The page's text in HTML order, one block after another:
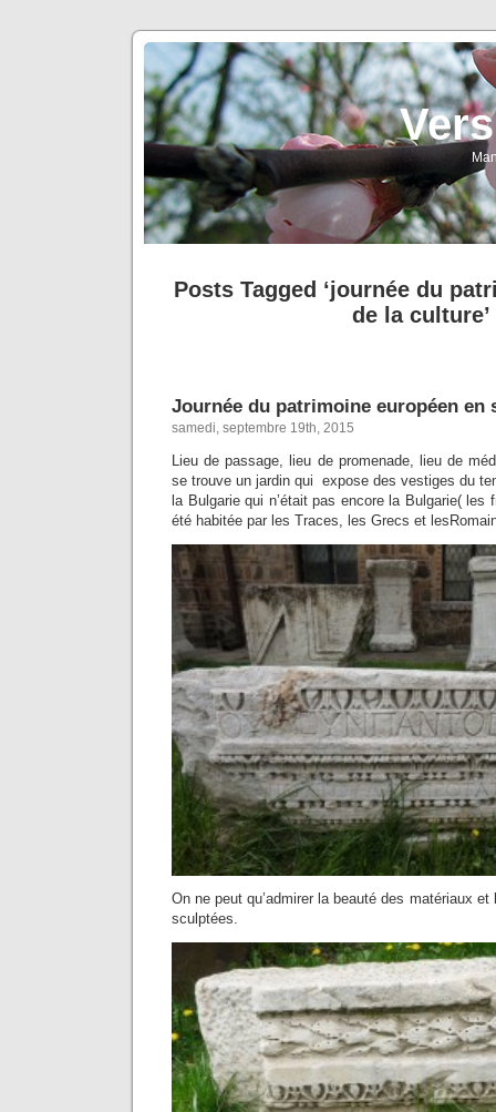
Posts Tagged ‘journée du
de la culture’
Journée du patrimoine européen en
samedi, septembre 19th, 2015
Lieu de passage, lieu de promenade, lieu de
se trouve un jardin qui expose des vestiges du
la Bulgarie qui n’était pas encore la Bulgarie( les
été habitée par les Traces, les Grecs et
On ne peut qu’admirer la beauté des matériaux
sculptées.